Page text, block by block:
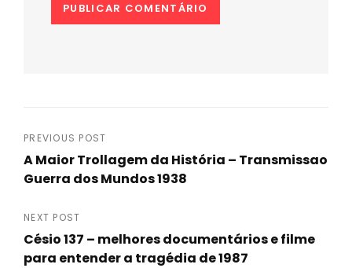
Navegação
de
PREVIOUS POST
A Maior Trollagem da História – Transmissao
Guerra dos Mundos 1938
Post
NEXT POST
Césio 137 – melhores documentários e filme
para entender a tragédia de 1987